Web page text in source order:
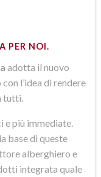
PER NOI.
adotta il nuovo
l’idea di rendere
tutti.
e più immediate.
base di queste
alberghiero e
integrata quale